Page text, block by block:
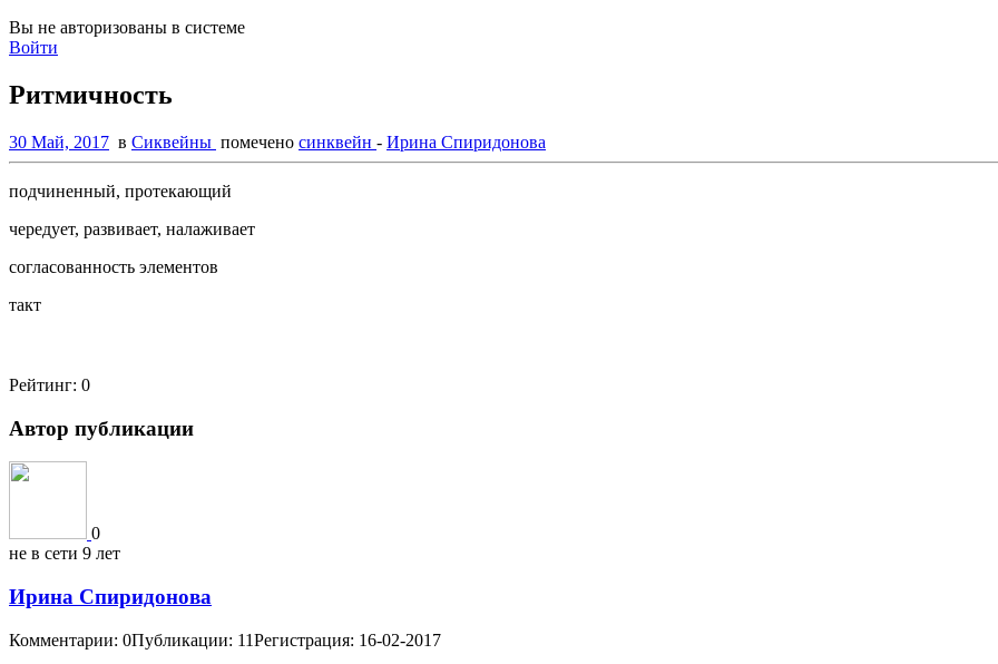
Вы не авторизованы в системе
Войти
Ритмичность
30 Май, 2017 в Сиквейны помечено синквейн - Ирина Спиридонова
подчиненный, протекающий
чередует, развивает, налаживает
согласованность элементов
такт
Рейтинг: 0
Автор публикации
0
не в сети 9 лет
Ирина Спиридонова
Комментарии: 0Публикации: 11Регистрация: 16-02-2017